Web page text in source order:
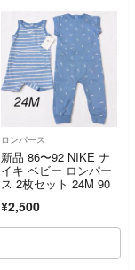
ロンパース
新品 86〜92 NIKE ナ
イキ ベビー ロンパー
ス 2枚セット 24M 90
¥2,500